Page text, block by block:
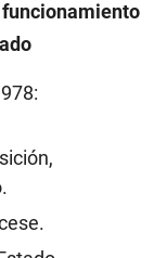
funcionamiento